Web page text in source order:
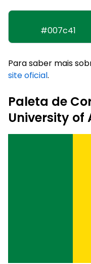
#007c41
Para saber mais
site oficial.
Paleta de
University of